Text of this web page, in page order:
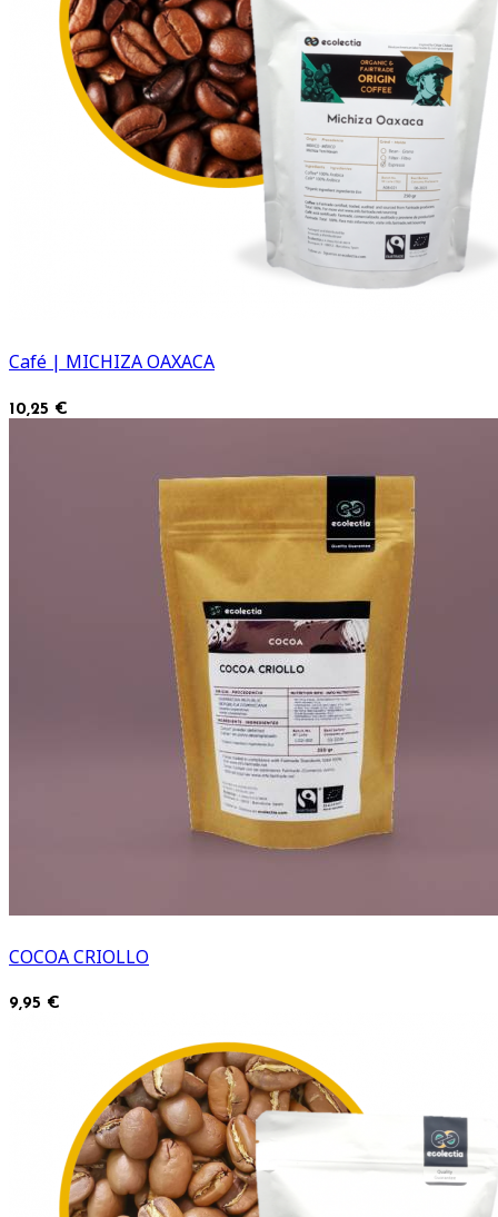
Café | MICHIZA OAXACA
10,25 €
COCOA CRIOLLO
9,95 €